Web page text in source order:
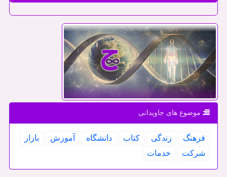
موضوع های جاویدانی
فرهنگ زندگی كتاب دانشگاه آموزش
بازار
شركت
خدمات